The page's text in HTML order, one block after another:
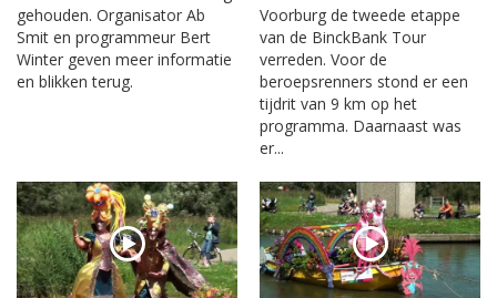
gehouden. Organisator Ab
Smit en programmeur Bert
Winter geven meer informatie
en blikken terug.
Voorburg de tweede etappe
van de BinckBank Tour
verreden. Voor de
beroepsrenners stond er een
tijdrit van 9 km op het
programma. Daarnaast was
er...